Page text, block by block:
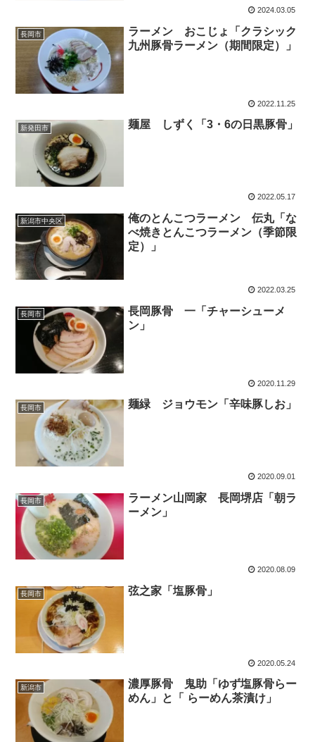
2024.03.05
長岡市
ラーメン おこじょ「クラシック
九州豚骨ラーメン（期間限定）」
2022.11.25
新発田市 麺屋 しずく「3・6の日黒豚骨」
2022.05.17
新潟市中央区
俺のとんこつラーメン 伝丸「な
べ焼きとんこつラーメン（季節限
定）」
2022.03.25
長岡市
長岡豚骨 一「チャーシューメ
ン」
2020.11.29
長岡市 麺緑 ジョウモン「辛味豚しお」
2020.09.01
長岡市
ラーメン山岡家 長岡堺店「朝ラ
ーメン」
2020.08.09
長岡市 弦之家「塩豚骨」
2020.05.24
新潟市
濃厚豚骨 鬼助「ゆず塩豚骨らー
めん」と「 らーめん茶漬け」